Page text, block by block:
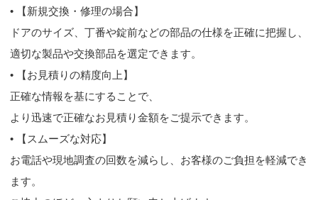
• 【新規交換・修理の場合】
ドアのサイズ、丁番や錠前などの部品の仕様を正確に把握し、
適切な製品や交換部品を選定できます。
• 【お見積りの精度向上】
正確な情報を基にすることで、
より迅速で正確なお見積り金額をご提示できます。
• 【スムーズな対応】
お電話や現地調査の回数を減らし、お客様のご負担を軽減でき
ます。